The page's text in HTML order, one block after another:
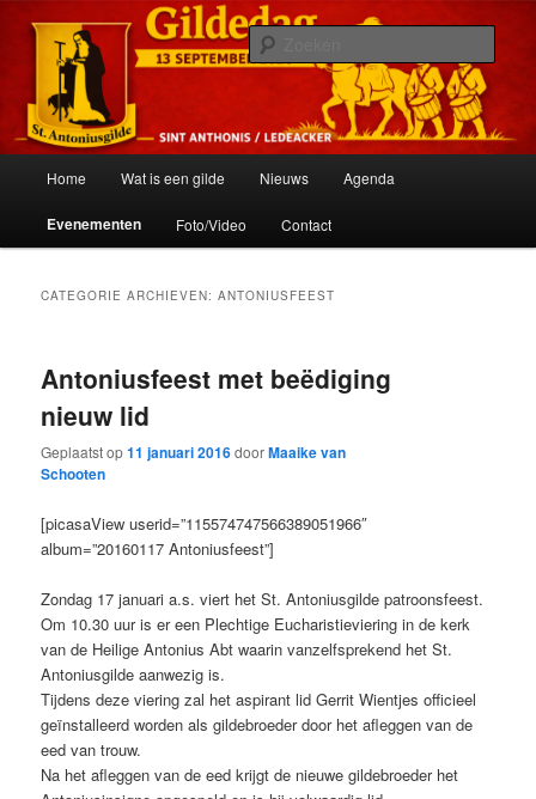
inhoud
secundaire
inhoudSt. Antoniusgilde
Het schuttersgilde van St. Anthonis
Home Wat is een gilde Nieuws Agenda
Evenementen Foto/Video Contact
CATEGORIE ARCHIEVEN:ANTONIUSFEEST
Antoniusfeest met beëdiging
nieuw lid
Geplaatst op11 januari 2016doorMaaike van
Schooten
[picasaView userid=”115574747566389051966″
album=”20160117 Antoniusfeest”]
Zondag 17 januari a.s. viert het St. Antoniusgilde patroonsfeest.
Om 10.30 uur is er een Plechtige Eucharistieviering in de kerk
van de Heilige Antonius Abt waarin vanzelfsprekend het St.
Antoniusgilde aanwezig is.
Tijdens deze viering zal het aspirant lid Gerrit Wientjes officieel
geïnstalleerd worden als gildebroeder door het afleggen van de
eed van trouw.
Na het afleggen van de eed krijgt de nieuwe gildebroeder het